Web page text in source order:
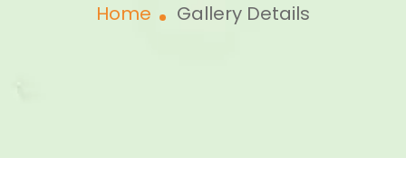
Home Gallery Details